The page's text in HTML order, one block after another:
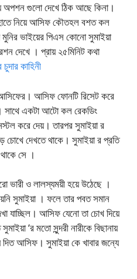
অপশন গুলো দেখে ঠিক আছে কিনা।
নিয়ে আসিফ কৌতহল বশত কল
ভাইয়ের পিএস কোনো সুমাইয়া
দেখে । প্রায় ২৫মিনিট কথা
কাহিনী
আসিফ ফোনটি রিসেট করে
সাথে একটা আটো কল রেকডিং
করে দেয়। তারপর সুমাইয়া র
চোখে দেখতে থাকে। সুমাইয়া র প্রতি
সে ।
ভারী ও লালস্যময়ী হয়ে উঠেছে ।
সুমাইয়া । ফলে তার পবত সমান
যাচ্ছিল। আসিফ যেনো তা চোখ দিয়ে
’র মতো সুন্দরী নারীকে বিছানায়
দিত আসিফ। সুমাইয়া কে খাবার জন্যে